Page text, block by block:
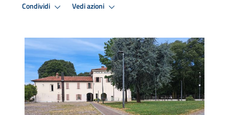
Condividi Vedi azioni